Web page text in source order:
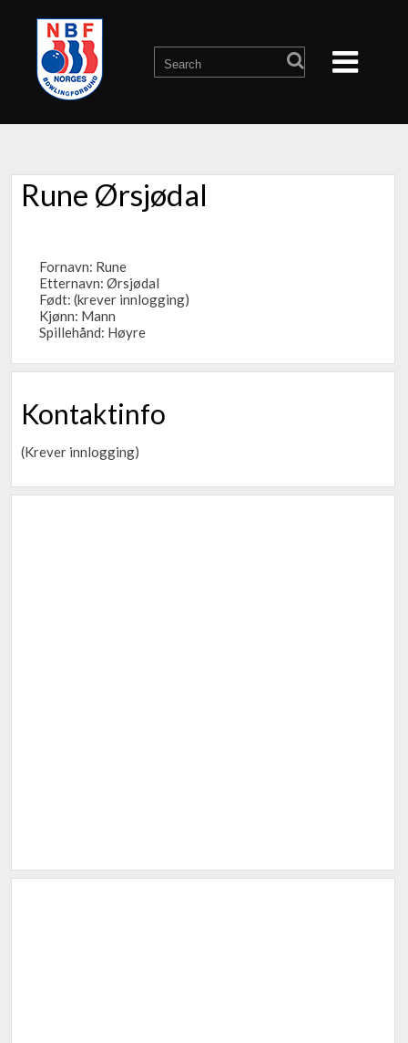
Rune Ørsjødal
Fornavn: Rune
Etternavn: Ørsjødal
Født: (krever innlogging)
Kjønn: Mann
Spillehånd: Høyre
Kontaktinfo
(Krever innlogging)